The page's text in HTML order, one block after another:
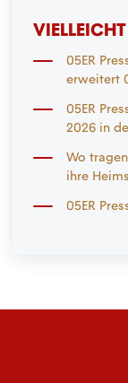
05ER
erweitert
05ER
2026 in
Wo
ihre
05ER